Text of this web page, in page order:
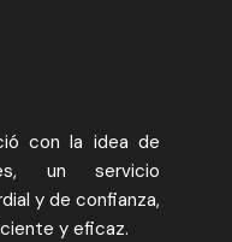
con la idea de
un servicio
y de confianza,
y eficaz.